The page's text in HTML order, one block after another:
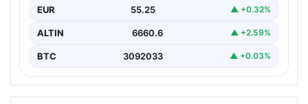
EUR 55.25 ▲ +0.32%
ALTIN 6660.6 ▲ +2.59%
BTC 3092033 ▲ +0.03%